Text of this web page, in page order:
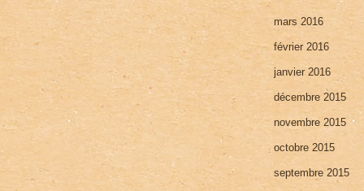
mars 2016
février 2016
janvier 2016
décembre 2015
novembre 2015
octobre 2015
septembre 2015